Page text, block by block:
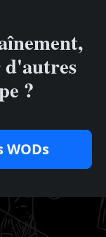
d'autres
?
WODs